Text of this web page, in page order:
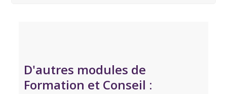
D'autres modules de
Formation et Conseil :